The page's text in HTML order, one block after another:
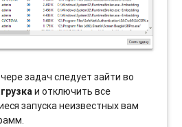
задач следует зайти во
и отключить все
запуска неизвестных вам